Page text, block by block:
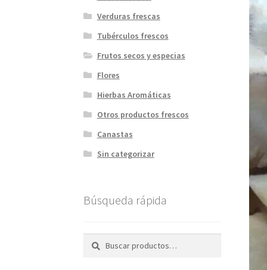
Verduras frescas
Tubérculos frescos
Frutos secos y especias
Flores
Hierbas Aromáticas
Otros productos frescos
Canastas
Sin categorizar
Búsqueda rápida
Buscar
Buscar